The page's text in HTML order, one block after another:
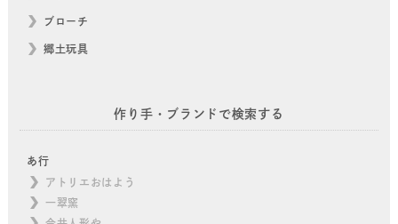
ブローチ
郷土玩具
作り手・ブランドで検索する
あ行
アトリエおはよう
一翠窯